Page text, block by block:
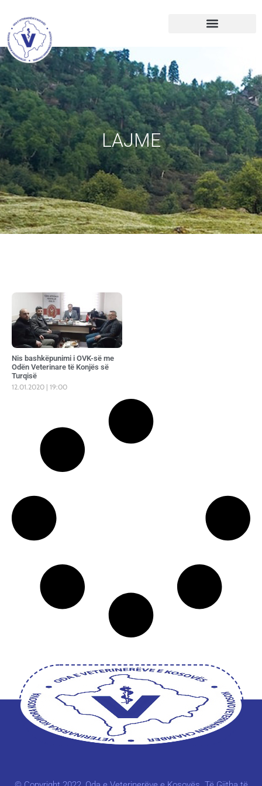
LAJME
Nis bashkëpunimi i OVK-së me
Odën Veterinare të Konjës së
Turqisë
12.01.2020 19:00